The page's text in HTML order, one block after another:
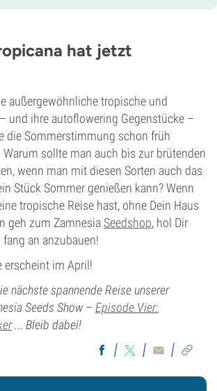
von der Saat bis zur Ernte
hat jetzt
außergewöhnliche tropische und
und ihre autoflowering Gegenstücke –
die Sommerstimmung schon früh
Warum sollte man auch bis zur brütenden
wenn man mit diesen Sorten auch das
Stück Sommer genießen kann? Wenn
tropische Reise hast, ohne Dein Haus
geh zum Zamnesia Seedshop, hol Dir
an anzubauen!
erscheint im April!
nächste spannende Reise unserer
Seeds Show – Episode Vier:
... Bleib dabei!